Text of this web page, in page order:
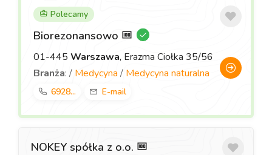
Polecamy
Biorezonansowo
01-445 Warszawa, Erazma Ciołka 35/56
Branża: / Medycyna / Medycyna naturalna
6928... E-mail
NOKEY spółka z o.o.